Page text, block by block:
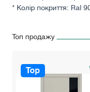
* Колір покриття: Ral
срібло/бронза, графіт.
* Призначення: Для
готелів.
* Кількість створок:
Топ продажу
Top